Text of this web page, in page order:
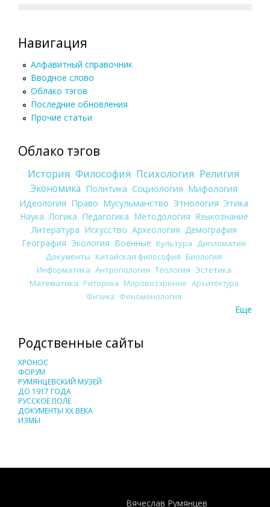
Навигация
Алфавитный справочник
Вводное слово
Облако тэгов
Последние обновления
Прочие статьи
Облако тэгов
История Философия Психология Религия
Экономика Политика Социология Мифология
Идеология Право Мусульманство Этнология Этика
Наука Логика Педагогика Методология Языкознание
Литература Искусство Археология Демография
География Экология Военные Культура
Дипломатия
Документы Китайская философия Биология
Информатика Антропология Теология Эстетика
Математика Риторика Мировоззрение Архитектура
Физика Феноменология
Еще
Родственные сайты
ХРОНОС
ФОРУМ
РУМЯНЦЕВСКИЙ МУЗЕЙ
ДО 1917 ГОДА
РУССКОЕ ПОЛЕ
ДОКУМЕНТЫ XX ВЕКА
ИЗМЫ
Вячеслав Румянцев